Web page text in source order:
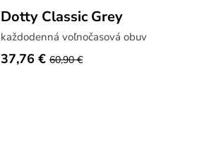
Dotty Classic Grey
každodenná voľnočasová obuv
37,76 € 60,90 €